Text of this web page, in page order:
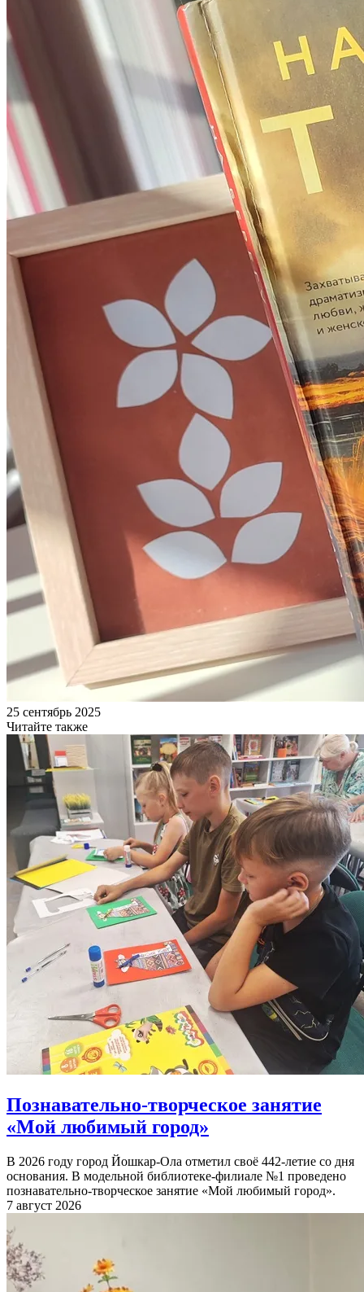
25 сентябрь 2025
Читайте также
Познавательно-творческое занятие
«Мой любимый город»
В 2026 году город Йошкар-Ола отметил своё 442-летие со дня
основания. В модельной библиотеке-филиале №1 проведено
познавательно-творческое занятие «Мой любимый город».
7 август 2026